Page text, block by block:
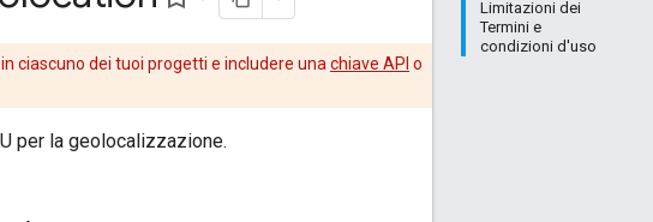
Limitazioni dei
Termini e
condizioni d'uso
in ciascuno dei tuoi progetti e includere una chiave API o
per la geolocalizzazione.